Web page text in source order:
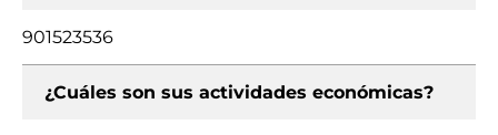
901523536
¿Cuáles son sus actividades económicas?